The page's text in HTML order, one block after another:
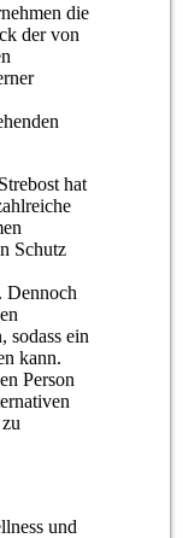
die
der von
hat
Schutz
Dennoch
sodass ein
kann.
Person
und